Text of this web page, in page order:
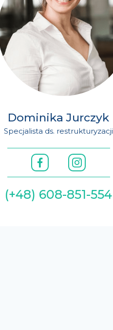
Dominika Jurczyk
Specjalista ds. restrukturyzacji
(+48) 608-851-554